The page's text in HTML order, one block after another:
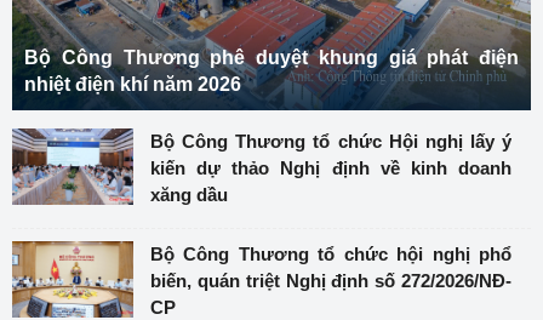
Bộ Công Thương phê duyệt khung giá phát điện
nhiệt điện khí năm 2026
Bộ Công Thương tổ chức Hội nghị lấy ý
kiến dự thảo Nghị định về kinh doanh
xăng dầu
Bộ Công Thương tổ chức hội nghị phổ
biến, quán triệt Nghị định số 272/2026/NĐ-
CP